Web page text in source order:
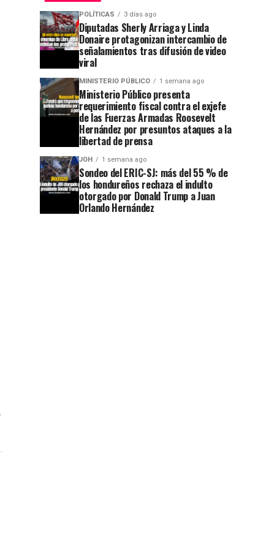
POLÍTICAS 3 días ago
Diputadas Sherly Arriaga y Linda
Donaire protagonizan intercambio de
señalamientos tras difusión de video
viral
MINISTERIO PÚBLICO 1 semana ago
Ministerio Público presenta
requerimiento fiscal contra el exjefe
de las Fuerzas Armadas Roosevelt
Hernández por presuntos ataques a la
libertad de prensa
JOH 1 semana ago
Sondeo del ERIC-SJ: más del 55 % de
los hondureños rechaza el indulto
otorgado por Donald Trump a Juan
Orlando Hernández